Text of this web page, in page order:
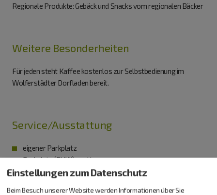
Regionale Produkte: Gebäck und Snacks vom regionalen Bäcker
Weitere Besonderheiten
Für jeden steht Kaffee kostenlos zur Selbstbedienung im
Wolferstädter Dorfladen bereit.
Service/Ausstattung
eigener Parkplatz
Parkplatz (PKW) am Haus
EC-Karten akzeptiert
Einstellungen zum Datenschutz
Beim Besuch unserer Website werden Informationen über Sie